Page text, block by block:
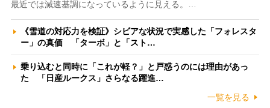
最近では減速基調になっているように見える。…
《雪道の対応力を検証》シビアな状況で実感した「フォレスタ
ー」の真価 「ターボ」と「スト…
乗り込むと同時に「これが軽？」と戸惑うのには理由があっ
た 「日産ルークス」さらなる躍進…
一覧を見る